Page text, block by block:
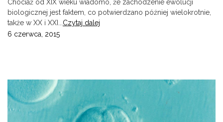
Chociaż od XIX wieku wiadomo, że zachodzenie ewolucji
biologicznej jest faktem, co potwierdzano później wielokrotnie,
także w XX i XXI... Czytaj dalej
6 czerwca, 2015